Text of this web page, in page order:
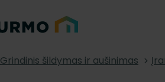
Grindinis šildymas ir aušinimas